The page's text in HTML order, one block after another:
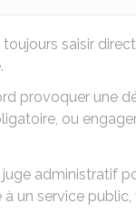
saisir
provoquer une
ou
administratif
un service